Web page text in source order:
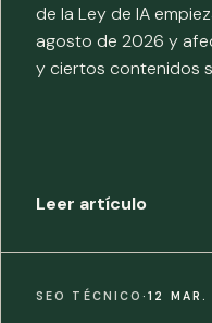
de la Ley de IA
agosto de 2026 y
y ciertos contenidos
Leer artículo
SEO TÉCNICO·12